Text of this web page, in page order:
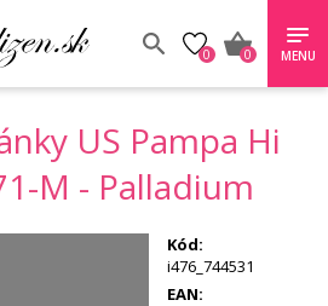
0 0 MENU
US Pampa Hi
M - Palladium
Kód:
i476_744531
EAN: